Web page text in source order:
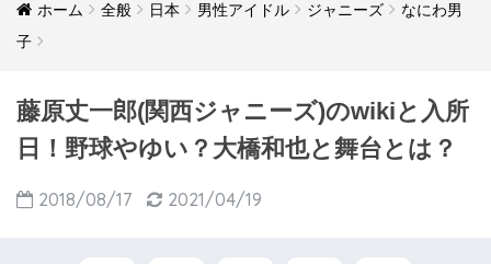
ホーム 全般 日本 男性アイドル ジャニーズ
なにわ男
子
藤原丈一郎(関西ジャニーズ)のwikiと入所
日！野球やゆい？大橋和也と舞台とは？
2018/08/17 2021/04/19